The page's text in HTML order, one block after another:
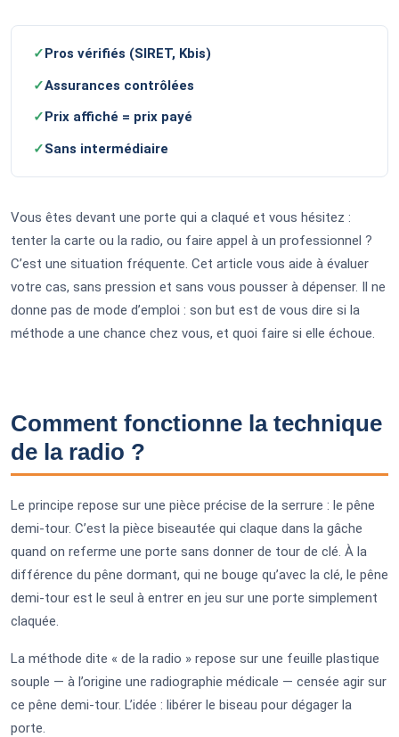
✓Pros vérifiés (SIRET, Kbis)
✓Assurances contrôlées
✓Prix affiché = prix payé
✓Sans intermédiaire
Vous êtes devant une porte qui a claqué et vous hésitez :
tenter la carte ou la radio, ou faire appel à un professionnel ?
C’est une situation fréquente. Cet article vous aide à évaluer
votre cas, sans pression et sans vous pousser à dépenser. Il ne
donne pas de mode d’emploi : son but est de vous dire si la
méthode a une chance chez vous, et quoi faire si elle échoue.
Comment fonctionne la technique
de la radio ?
Le principe repose sur une pièce précise de la serrure : le pêne
demi-tour. C’est la pièce biseautée qui claque dans la gâche
quand on referme une porte sans donner de tour de clé. À la
différence du pêne dormant, qui ne bouge qu’avec la clé, le pêne
demi-tour est le seul à entrer en jeu sur une porte simplement
claquée.
La méthode dite « de la radio » repose sur une feuille plastique
souple — à l’origine une radiographie médicale — censée agir sur
ce pêne demi-tour. L’idée : libérer le biseau pour dégager la
porte.